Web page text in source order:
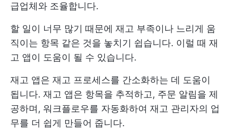
급업체와 조율합니다.
할 일이 너무 많기 때문에 재고 부족이나 느리게 움
직이는 항목 같은 것을 놓치기 쉽습니다. 이럴 때 재
고 앱이 도움이 될 수 있습니다.
재고 앱은 재고 프로세스를 간소화하는 데 도움이
됩니다. 재고 앱은 항목을 추적하고, 주문 알림을 제
공하며, 워크플로우를 자동화하여 재고 관리자의 업
무를 더 쉽게 만들어 줍니다.